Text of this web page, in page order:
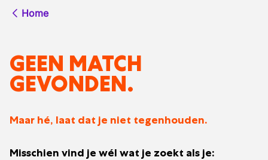
Home
GEEN MATCH
GEVONDEN.
Maar hé, laat dat je niet tegenhouden.
Misschien vind je wél wat je zoekt als je: